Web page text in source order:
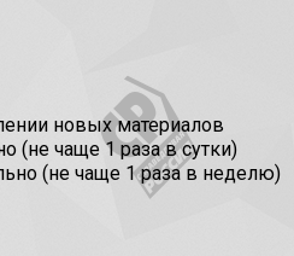
новых материалов
(не чаще 1 раза в сутки)
(не чаще 1 раза в неделю)